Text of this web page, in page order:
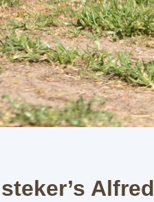
Alfred